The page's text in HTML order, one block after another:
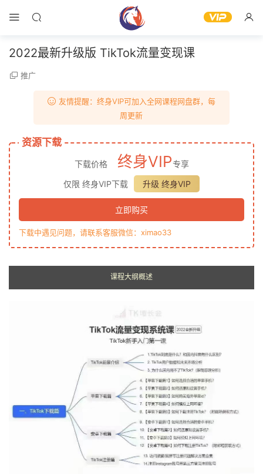
2022最新升级版 TikTok流量变现课
推广
友情提醒：终身VIP可加入全网课程网盘群，每
周更新
资源下载
下载价格 终身VIP专享
仅限 终身VIP下载
升级 终身VIP
立即购买
下载中遇见问题，请联系客服微信：ximao33
课程大纲概述